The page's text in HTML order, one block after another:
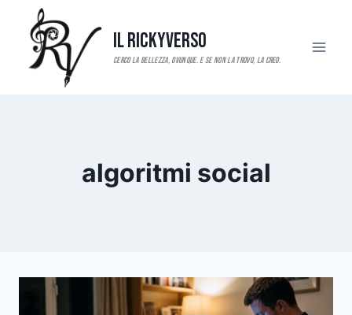
contenuto
Il RickyVerso
algoritmi social